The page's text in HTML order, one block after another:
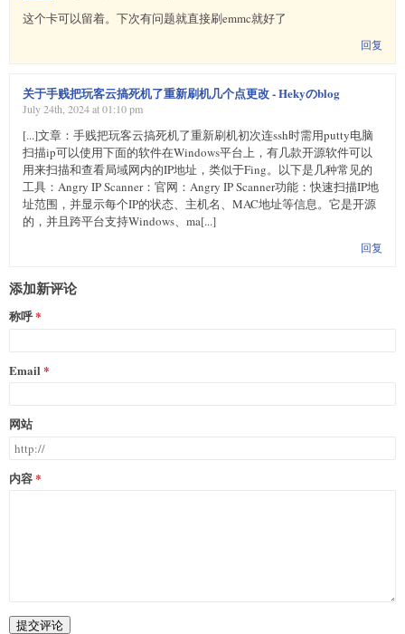
这个卡可以留着。下次有问题就直接刷emmc就好了
回复
关于手贱把玩客云搞死机了重新刷机几个点更改 - Hekyのblog
July 24th, 2024 at 01:10 pm
[...]文章：手贱把玩客云搞死机了重新刷机初次连ssh时需用putty电脑
扫描ip可以使用下面的软件在Windows平台上，有几款开源软件可以
用来扫描和查看局域网内的IP地址，类似于Fing。以下是几种常见的
工具：Angry IP Scanner：官网：Angry IP Scanner功能：快速扫描IP地
址范围，并显示每个IP的状态、主机名、MAC地址等信息。它是开源
的，并且跨平台支持Windows、ma[...]
回复
添加新评论
称呼
Email
网站
内容
提交评论